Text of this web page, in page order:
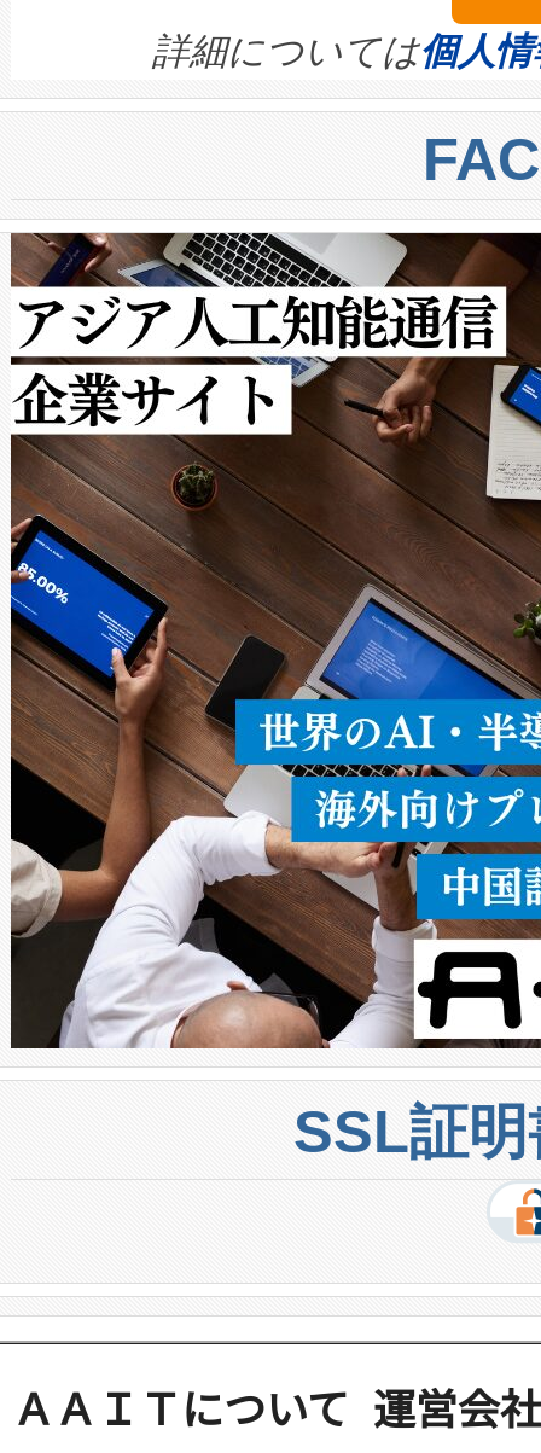
quality and reliability for AI
BESS stack to ensure battery
centers. Voltaiqは、ai&のAI
からシステム統合、試運転、
クルの各段階のデータを監視
[…]
す。ノーマルモードでは、
ートル先まで検出でき、これ
トに対して約600メートルに
では、反射率10％のターゲッ
で向上し、最大検知距離は
ットだけで最大1キロメート
ルの変電所周囲を監視でき、
作業と点群処理を簡素化でき
Avia 2は、2種類のFOVオプシ
× 80°のノーマルモード、長
ードを切り替えて使用するこ
ることなく、単一のデバイス
うにします。遠距離まで届く
密度なスキャ […]
詳細については個人
SSL証
ＡＡＩＴについて 運営会社